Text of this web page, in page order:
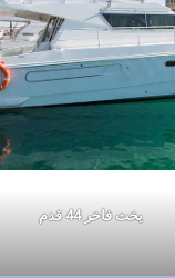
يخت فاخر 44 قدم